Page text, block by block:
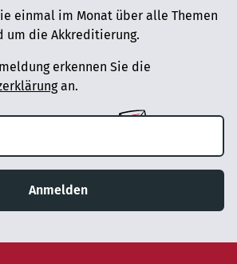
einmal im Monat über alle Themen
um die Akkreditierung.
erkennen Sie die
an.
Anmelden